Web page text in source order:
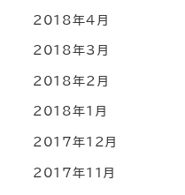
2018年4月
2018年3月
2018年2月
2018年1月
2017年12月
2017年11月